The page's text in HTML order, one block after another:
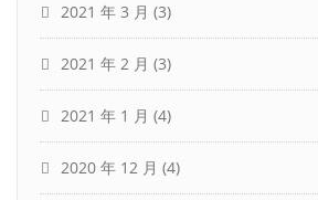
2021 年 3 月 (3)
2021 年 2 月 (3)
2021 年 1 月 (4)
2020 年 12 月 (4)